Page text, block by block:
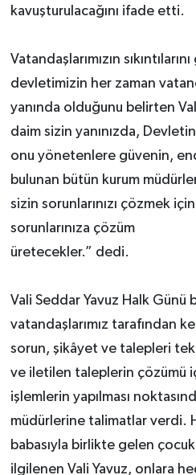
kavuşturulacağını ifade etti.
Vatandaşlarımızın
devletimizin her zaman
yanında olduğunu belirten
daim sizin yanınızda,
onu yönetenlere güvenin,
bulunan bütün kurum
sizin sorunlarınızı çözmek
sorunlarınıza çözüm
üretecekler.” dedi.
Vali Seddar Yavuz Halk Günü
vatandaşlarımız tarafından
sorun, şikâyet ve talepleri
ve iletilen taleplerin çözümü
işlemlerin yapılması
müdürlerine talimatlar verdi.
babasıyla birlikte gelen
ilgilenen Vali Yavuz, onlara